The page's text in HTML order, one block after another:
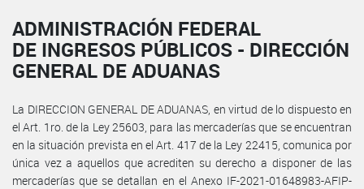
ADMINISTRACIÓN FEDERAL
DE INGRESOS PÚBLICOS - DIRECCIÓN
GENERAL DE ADUANAS
La DIRECCION GENERAL DE ADUANAS, en virtud de lo dispuesto en
el Art. 1ro. de la Ley 25603, para las mercaderías que se encuentran
en la situación prevista en el Art. 417 de la Ley 22415, comunica por
única vez a aquellos que acrediten su derecho a disponer de las
mercaderías que se detallan en el Anexo IF-2021-01648983-AFIP-